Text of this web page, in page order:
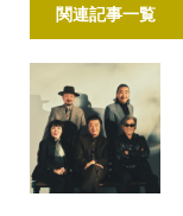
関連記事一覧